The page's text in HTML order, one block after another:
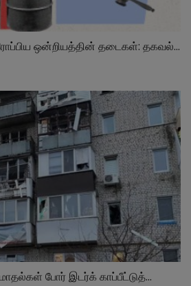
ஒன்றியத்தின் தடைகள்: தகவல்...
போர் இடர்க் காப்பீட்டுத்...